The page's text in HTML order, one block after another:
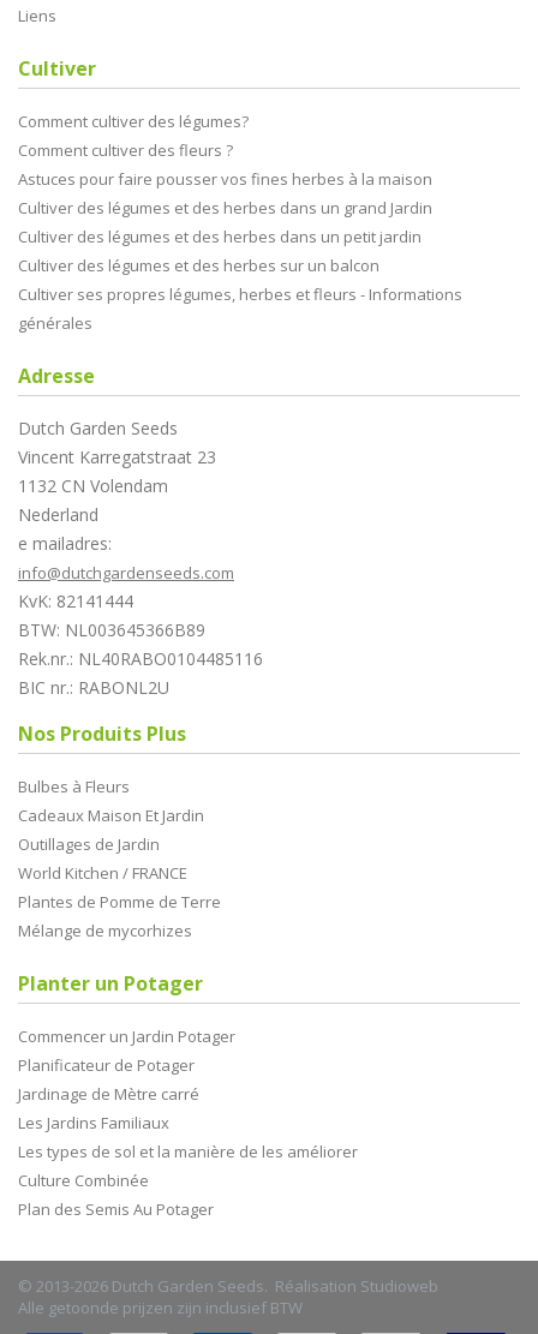
Liens
Cultiver
Comment cultiver des légumes?
Comment cultiver des fleurs ?
Astuces pour faire pousser vos fines herbes à la maison
Cultiver des légumes et des herbes dans un grand Jardin
Cultiver des légumes et des herbes dans un petit jardin
Cultiver des légumes et des herbes sur un balcon
Cultiver ses propres légumes, herbes et fleurs - Informations
générales
Adresse
Dutch Garden Seeds
Vincent Karregatstraat 23
1132 CN Volendam
Nederland
e mailadres:
info@dutchgardenseeds.com
KvK: 82141444
BTW: NL003645366B89
Rek.nr.: NL40RABO0104485116
BIC nr.: RABONL2U
Nos Produits Plus
Bulbes à Fleurs
Cadeaux Maison Et Jardin
Outillages de Jardin
World Kitchen / FRANCE
Plantes de Pomme de Terre
Mélange de mycorhizes
Planter un Potager
Commencer un Jardin Potager
Planificateur de Potager
Jardinage de Mètre carré
Les Jardins Familiaux
Les types de sol et la manière de les améliorer
Culture Combinée
Plan des Semis Au Potager
© 2013-2026 Dutch Garden Seeds. Réalisation Studioweb
Alle getoonde prijzen zijn inclusief BTW